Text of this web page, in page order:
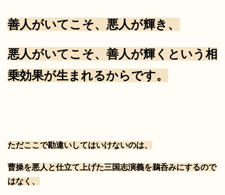
善人がいてこそ、悪人が輝き、
悪人がいてこそ、善人が輝くという相
乗効果が生まれるからです。
ただここで勘違いしてはいけないのは、
曹操を悪人と仕立て上げた三国志演義を鵜呑みにするので
はなく、